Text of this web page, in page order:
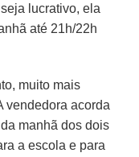
lucrativo, ela
até 21h/22h
muito mais
vendedora acorda
manhã dos dois
a escola e para